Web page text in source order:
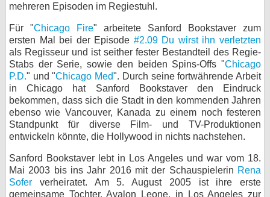
mehreren Episoden im Regiestuhl.
Für "Chicago Fire" arbeitete Sanford Bookstaver zum
ersten Mal bei der Episode #2.09 Du wirst ihn verletzten
als Regisseur und ist seither fester Bestandteil des Regie-
Stabs der Serie, sowie den beiden Spins-Offs "Chicago
P.D." und "Chicago Med". Durch seine fortwährende Arbeit
in Chicago hat Sanford Bookstaver den Eindruck
bekommen, dass sich die Stadt in den kommenden Jahren
ebenso wie Vancouver, Kanada zu einem noch festeren
Standpunkt für diverse Film- und TV-Produktionen
entwickeln könnte, die Hollywood in nichts nachstehen.
Sanford Bookstaver lebt in Los Angeles und war vom 18.
Mai 2003 bis ins Jahr 2016 mit der Schauspielerin Rena
Sofer verheiratet. Am 5. August 2005 ist ihre erste
gemeinsame Tochter, Avalon Leone, in Los Angeles zur
Nutzungsbedingungen
Datenschutz
Cookie-Einstellungen
Impressum
Desktop-Ansicht
myFanbase